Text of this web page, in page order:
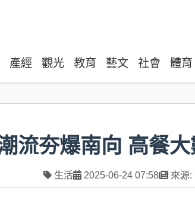
產經 觀光 教育 藝文 社會 體育
流夯爆南向 高餐
生活 2025-06-24 07:58 來源: